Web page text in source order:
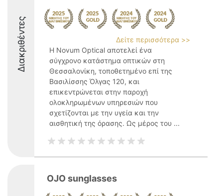
Διακριθέντες
Δείτε περισσότερα >>
Η Novum Optical αποτελεί ένα
σύγχρονο κατάστημα οπτικών στη
Θεσσαλονίκη, τοποθετημένο επί της
Βασιλίσσης Όλγας 120, και
επικεντρώνεται στην παροχή
ολοκληρωμένων υπηρεσιών που
σχετίζονται με την υγεία και την
αισθητική της όρασης. Ως μέρος του ...
OJO sunglasses